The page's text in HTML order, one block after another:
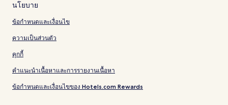
นโยบาย
ข้อกำหนดและเงื่อนไข
ความเป็นส่วนตัว
คุกกี้
คำแนะนำเนื้อหาและการรายงานเนื้อหา
ข้อกำหนดและเงื่อนไขของ Hotels.com Rewards